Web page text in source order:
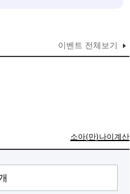
이벤트 전체보기
많은 이용부탁드립니다 : )
소아(만)나이계산